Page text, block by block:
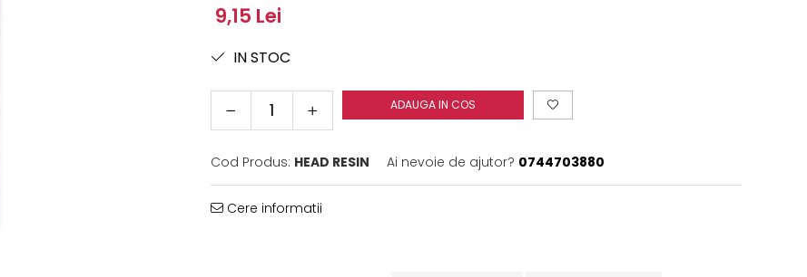
9,15 Lei
IN STOC
ADAUGA IN COS
Cod Produs: HEAD RESIN Ai nevoie de ajutor? 0744703880
Cere informatii